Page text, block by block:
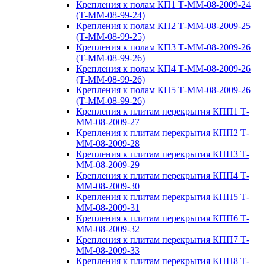
Крепления к полам КП1 Т-ММ-08-2009-24
(Т-ММ-08-99-24)
Крепления к полам КП2 Т-ММ-08-2009-25
(Т-ММ-08-99-25)
Крепления к полам КП3 Т-ММ-08-2009-26
(Т-ММ-08-99-26)
Крепления к полам КП4 Т-ММ-08-2009-26
(Т-ММ-08-99-26)
Крепления к полам КП5 Т-ММ-08-2009-26
(Т-ММ-08-99-26)
Крепления к плитам перекрытия КПП1 Т-
ММ-08-2009-27
Крепления к плитам перекрытия КПП2 Т-
ММ-08-2009-28
Крепления к плитам перекрытия КПП3 Т-
ММ-08-2009-29
Крепления к плитам перекрытия КПП4 Т-
ММ-08-2009-30
Крепления к плитам перекрытия КПП5 Т-
ММ-08-2009-31
Крепления к плитам перекрытия КПП6 Т-
ММ-08-2009-32
Крепления к плитам перекрытия КПП7 Т-
ММ-08-2009-33
Крепления к плитам перекрытия КПП8 Т-